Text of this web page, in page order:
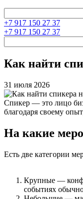
+7 917 150 27 37
+7 917 150 27 37
Как найти
31 июля 2026
Спикер — это лицо
благодаря своему
На какие
Есть две категории
Крупные —
событиях